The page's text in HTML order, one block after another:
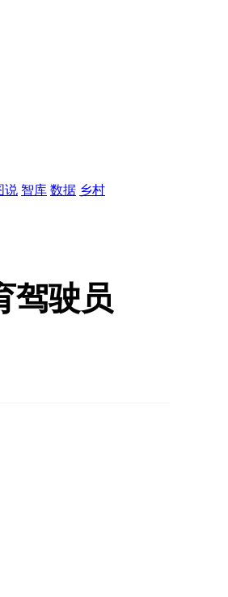
说 智库 数据 乡村
驾驶员